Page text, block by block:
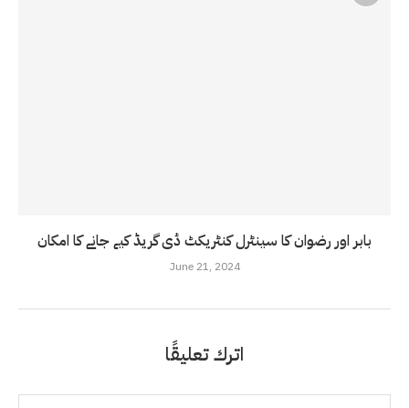
بابر اور رضوان کا سینٹرل کنٹریکٹ ڈی گریڈ کیے جانے کا امکان
June 21, 2024
اترك تعليقًا